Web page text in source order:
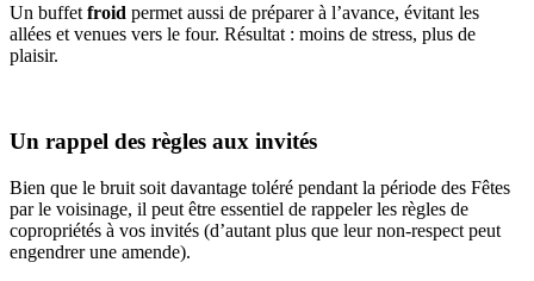
Un buffet froid permet aussi de préparer à l’avance, évitant les
allées et venues vers le four. Résultat : moins de stress, plus de
plaisir.
Un rappel des règles aux invités
Bien que le bruit soit davantage toléré pendant la période des Fêtes
par le voisinage, il peut être essentiel de rappeler les règles de
copropriétés à vos invités (d’autant plus que leur non-respect peut
engendrer une amende).